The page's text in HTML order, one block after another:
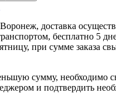
доставка
бесплатно 5
при сумме заказа
сумму, необходимо
и подтвердить